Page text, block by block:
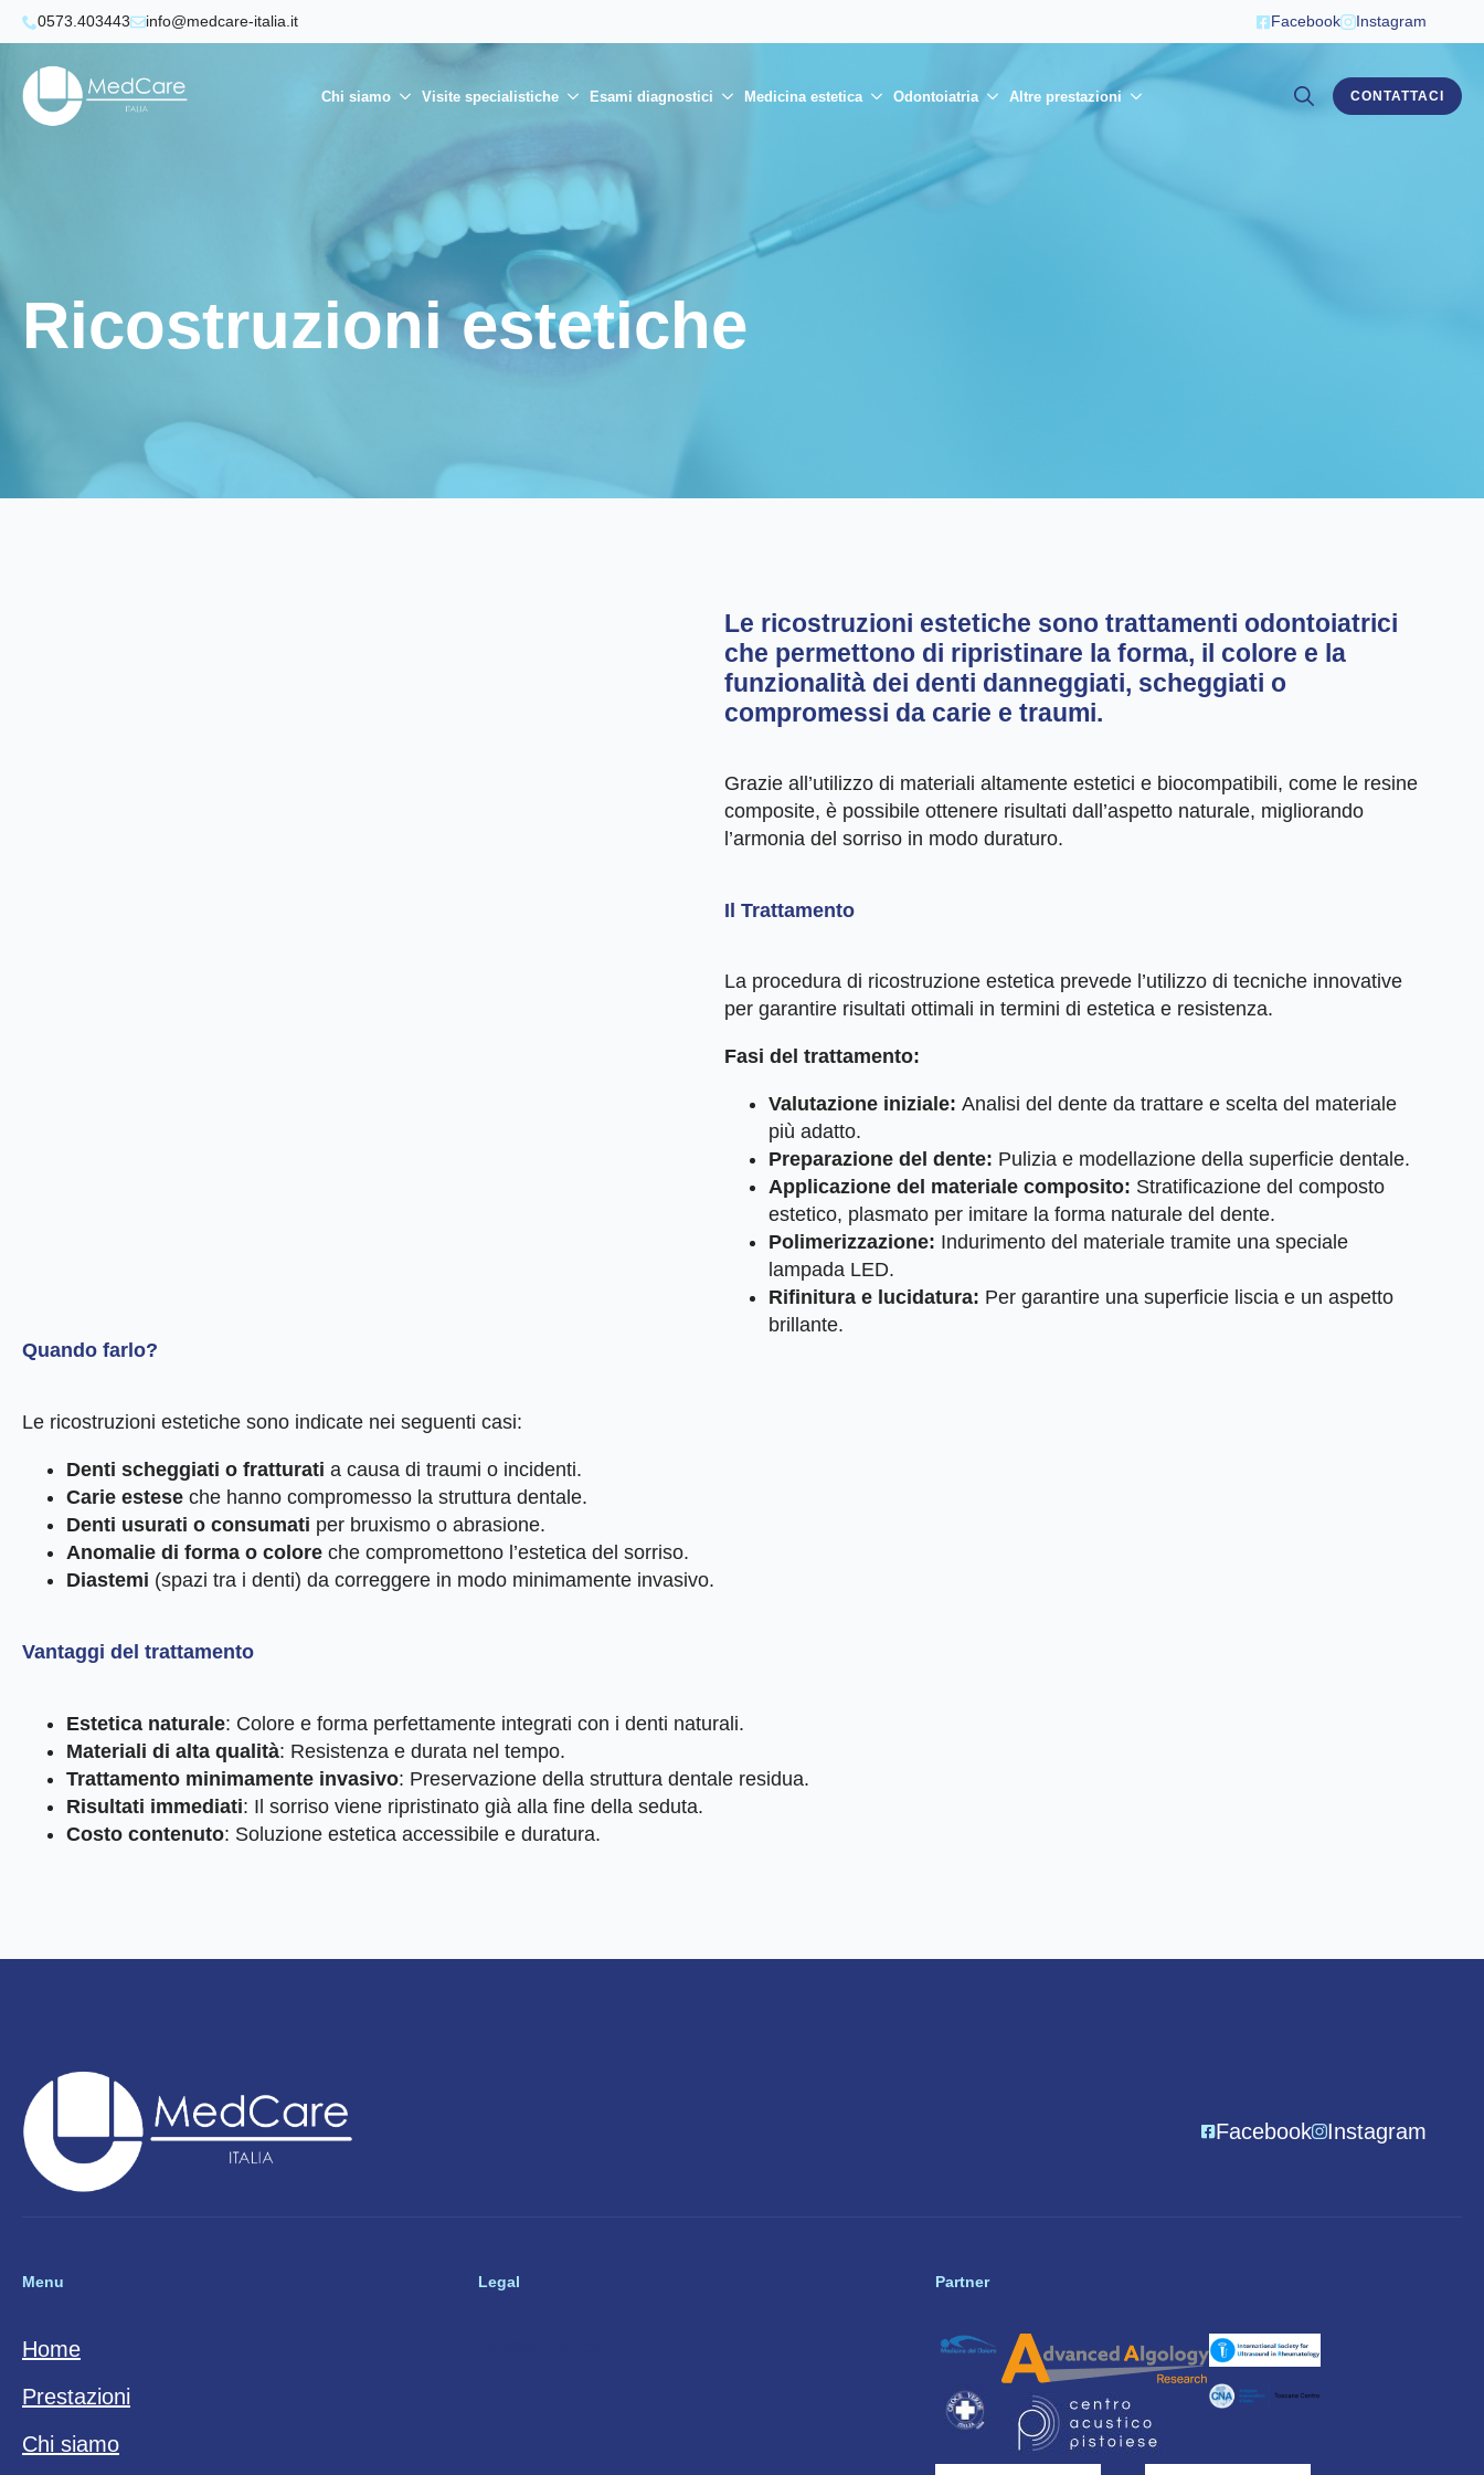
0573.403443 info@medcare-italia.it Facebook Instagram
Chi siamo Visite specialistiche Esami diagnostici Medicina estetica Odontoiatria Altre prestazioni CONTATTACI
Ricostruzioni estetiche
Le ricostruzioni estetiche sono trattamenti odontoiatrici
che permettono di ripristinare la forma, il colore e la
funzionalità dei denti danneggiati, scheggiati o
compromessi da carie e traumi.
Grazie all’utilizzo di materiali altamente estetici e biocompatibili, come le resine
composite, è possibile ottenere risultati dall’aspetto naturale, migliorando
l’armonia del sorriso in modo duraturo.
Il Trattamento
La procedura di ricostruzione estetica prevede l’utilizzo di tecniche innovative
per garantire risultati ottimali in termini di estetica e resistenza.
Fasi del trattamento:
Valutazione iniziale: Analisi del dente da trattare e scelta del materiale
più adatto.
Preparazione del dente: Pulizia e modellazione della superficie dentale.
Applicazione del materiale composito: Stratificazione del composto
estetico, plasmato per imitare la forma naturale del dente.
Polimerizzazione: Indurimento del materiale tramite una speciale
lampada LED.
Rifinitura e lucidatura: Per garantire una superficie liscia e un aspetto
brillante.
Quando farlo?
Le ricostruzioni estetiche sono indicate nei seguenti casi:
Denti scheggiati o fratturati a causa di traumi o incidenti.
Carie estese che hanno compromesso la struttura dentale.
Denti usurati o consumati per bruxismo o abrasione.
Anomalie di forma o colore che compromettono l’estetica del sorriso.
Diastemi (spazi tra i denti) da correggere in modo minimamente invasivo.
Vantaggi del trattamento
Estetica naturale: Colore e forma perfettamente integrati con i denti naturali.
Materiali di alta qualità: Resistenza e durata nel tempo.
Trattamento minimamente invasivo: Preservazione della struttura dentale residua.
Risultati immediati: Il sorriso viene ripristinato già alla fine della seduta.
Costo contenuto: Soluzione estetica accessibile e duratura.
Facebook Instagram
Menu
Home
Prestazioni
Chi siamo
Legal Partner